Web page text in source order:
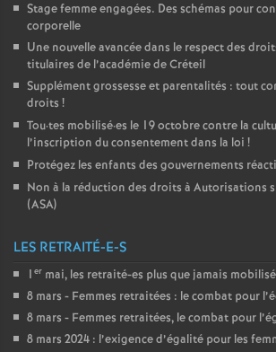
Stage femme engagées. Des schémas pour
corporelle
Une nouvelle avancée dans le respect des
titulaires de l’académie de Créteil
Supplément grossesse et parentalités : tout
droits !
Tou·tes mobilisé·es le 19 octobre contre la
l’inscription du consentement dans la loi !
Protégez les enfants des gouvernements
Non à la réduction des droits à Autorisations
(ASA)
LES RETRAITÉ-E-S
1 er mai, les retraité-es plus que jamais
8 mars - Femmes retraitées : le combat pour
8 mars - Femmes retraitées, le combat pour
8 mars 2024 : l’exigence d’égalité pour les